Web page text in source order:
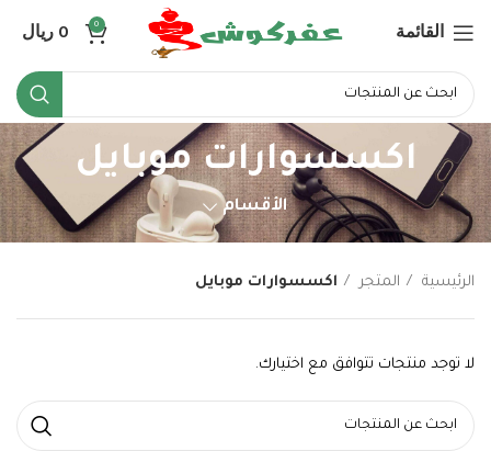
القائمة 0
0ريال
اكسسوارات موبايل
الأقسام
الرئيسية المتجر اكسسوارات موبايل
لا توجد منتجات تتوافق مع اختيارك.